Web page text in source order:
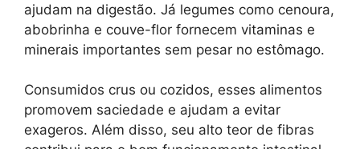
ajudam na digestão. Já legumes como cenoura,
abobrinha e couve-flor fornecem vitaminas e
minerais importantes sem pesar no estômago.
Consumidos crus ou cozidos, esses alimentos
promovem saciedade e ajudam a evitar
exageros. Além disso, seu alto teor de fibras